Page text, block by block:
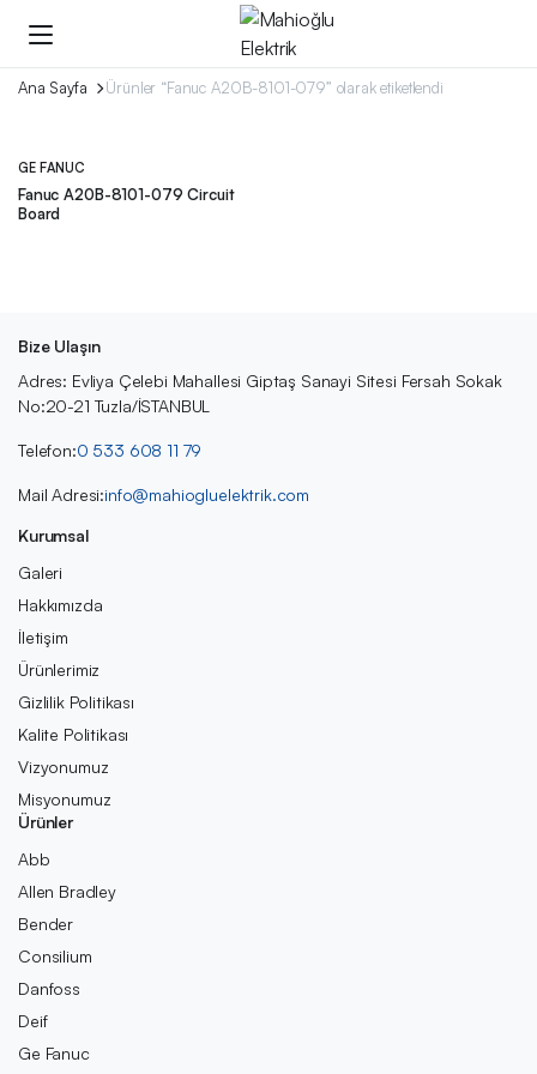
Ana Sayfa Ürünler “Fanuc A20B-8101-079” olarak etiketlendi
GE FANUC
Fanuc A20B-8101-079 Circuit
Board
Bize Ulaşın
Adres: Evliya Çelebi Mahallesi Giptaş Sanayi Sitesi Fersah Sokak
No:20-21 Tuzla/İSTANBUL
Telefon:0 533 608 11 79
Mail Adresi:info@mahiogluelektrik.com
Kurumsal
Galeri
Hakkımızda
İletişim
Ürünlerimiz
Gizlilik Politikası
Kalite Politikası
Vizyonumuz
Misyonumuz
Ürünler
Abb
Allen Bradley
Bender
Consilium
Danfoss
Deif
Ge Fanuc